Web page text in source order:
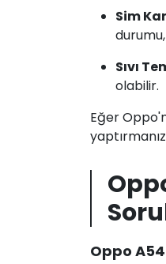
Sim
Sıvı
olabilir.
Eğer
Oppo